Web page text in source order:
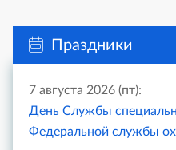
Праздники
7 августа 2026 (пт):
День Службы
Федеральной службы